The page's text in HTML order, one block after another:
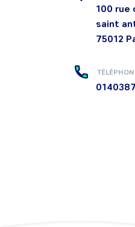
100 rue
saint
75012